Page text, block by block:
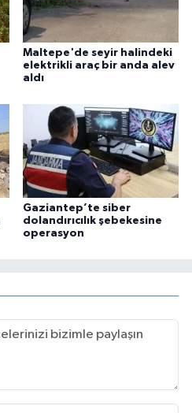
Maltepe'de seyir halindeki
elektrikli araç bir anda alev
aldı
Gaziantep’te siber
dolandırıcılık şebekesine
operasyon